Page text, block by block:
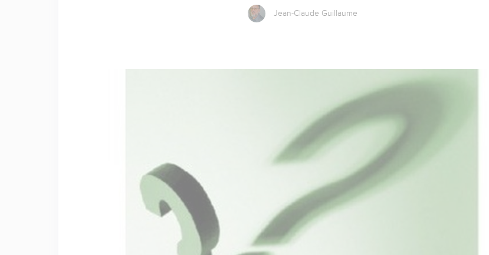
Jean-Claude Guillaume